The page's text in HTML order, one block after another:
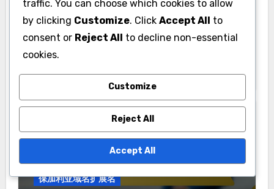
America's Top-Level Domains
Choosing the right country code
保加利亚域名扩展名
traffic. You can choose which cookies to allow
by clicking Customize. Click Accept All to
consent or Reject All to decline non-essential
cookies.
Customize
Reject All
Accept All